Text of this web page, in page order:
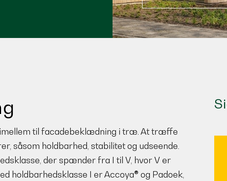
til facadebeklædning i træ. At træffe
såsom holdbarhed, stabilitet og udseende.
der spænder fra I til V, hvor V er
holdbarhedsklasse I er Accoya® og Padoek,